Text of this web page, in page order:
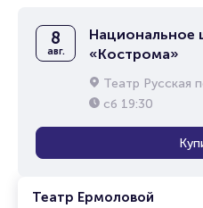
Театр Ермоловой
8
авг.
Национальное
«Кострома»
Театр Русская
сб 19:30